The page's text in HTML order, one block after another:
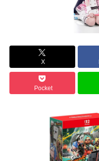
X
Pocket